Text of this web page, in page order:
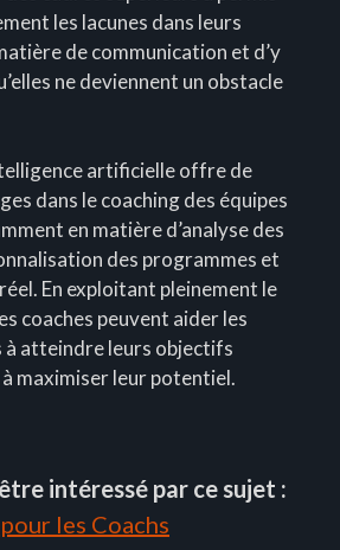
les lacunes dans leurs
de communication et d’y
ne deviennent un obstacle
artificielle offre de
dans le coaching des équipes
en matière d’analyse des
des programmes et
En exploitant pleinement le
coaches peuvent aider les
à atteindre leurs objectifs
maximiser leur potentiel.
intéressé par ce sujet :
les Coachs